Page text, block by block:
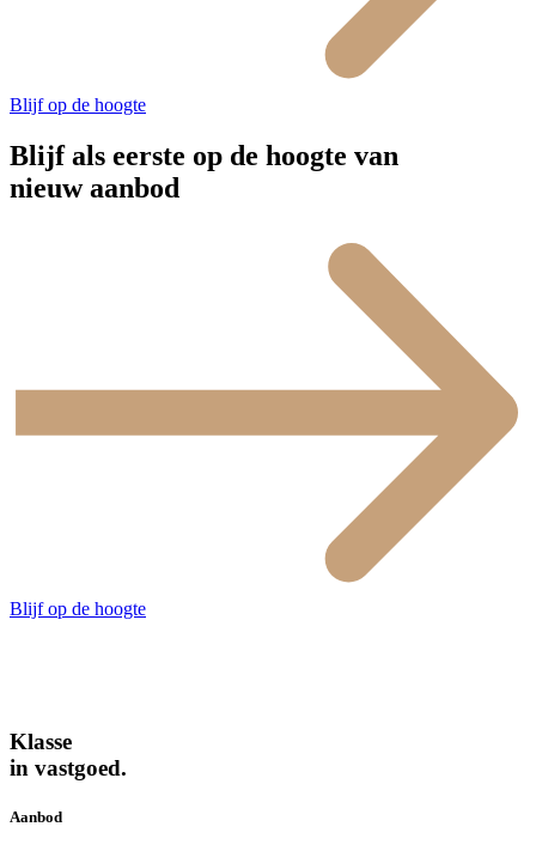
Blijf op de hoogte
Blijf als eerste op de hoogte van
nieuw aanbod
Blijf op de hoogte
Klasse
in vastgoed.
Aanbod